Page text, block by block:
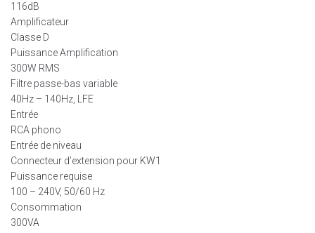
116dB
Amplificateur
Classe D
Puissance Amplification
300W RMS
Filtre passe-bas variable
40Hz – 140Hz, LFE
Entrée
RCA phono
Entrée de niveau
Connecteur d’extension pour KW1
Puissance requise
100 – 240V, 50/60 Hz
Consommation
300VA